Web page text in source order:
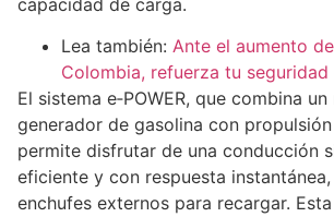
capacidad de carga.
Lea también: Ante el aumento
Colombia, refuerza tu seguridad
El sistema e‑POWER, que combina
generador de gasolina con propulsión
permite disfrutar de una conducción
eficiente y con respuesta
enchufes externos para recargar.